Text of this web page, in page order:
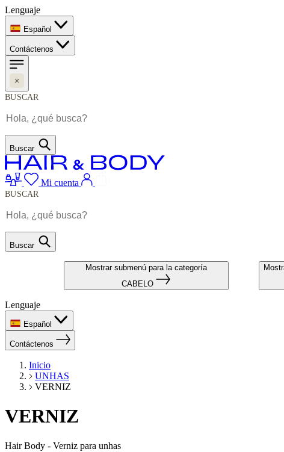
Lenguaje
Español
Contáctenos
BUSCAR
Buscar
Mi cuenta
BUSCAR
Buscar
Mostrar submenú para la categoría
CABELO
Lenguaje
Español
Contáctenos
Inicio
UNHAS
VERNIZ
VERNIZ
Hair Body - Verniz para unhas